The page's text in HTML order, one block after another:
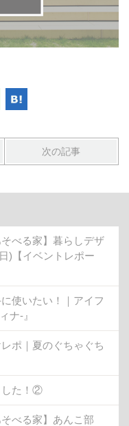
次の記事
そべる家】暮らしデザ
)【イベントレポー
使いたい！｜アイフ
ナ-』
ポ｜夏のぐちゃぐち
した！②
べる家】あんこ部